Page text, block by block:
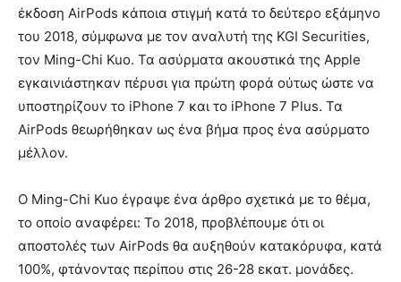
έκδοση AirPods κάποια στιγμή κατά το δεύτερο εξάμηνο
του 2018, σύμφωνα με τον αναλυτή της KGI Securities,
τον Ming-Chi Kuo. Τα ασύρματα ακουστικά της Apple
εγκαινιάστηκαν πέρυσι για πρώτη φορά ούτως ώστε να
υποστηρίζουν το iPhone 7 και το iPhone 7 Plus. Τα
AirPods θεωρήθηκαν ως ένα βήμα προς ένα ασύρματο
μέλλον.
Ο Ming-Chi Kuo έγραψε ένα άρθρο σχετικά με το θέμα,
το οποίο αναφέρει: Το 2018, προβλέπουμε ότι οι
αποστολές των AirPods θα αυξηθούν κατακόρυφα, κατά
100%, φτάνοντας περίπου στις 26-28 εκατ. μονάδες.